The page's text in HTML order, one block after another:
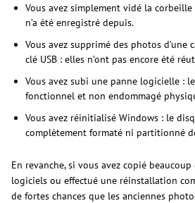
Vous avez simplement vidé la
n’a été enregistré depuis.
Vous avez supprimé des photos d’une
clé USB : elles n’ont pas encore été
Vous avez subi une panne logicielle :
fonctionnel et non endommagé
Vous avez réinitialisé Windows : le
complètement formaté ni partitionné
En revanche, si vous avez copié
logiciels ou effectué une réinstallation
de fortes chances que les anciennes